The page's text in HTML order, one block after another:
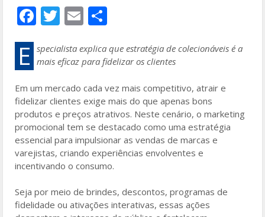
F
ac
e
b
o
o
k
T
w
itt
er
E
m
ai
l
ar
e
E
specialista explica que estratégia de colecionáveis é a
mais eficaz para fidelizar os clientes
Em um mercado cada vez mais competitivo, atrair e
fidelizar clientes exige mais do que apenas bons
produtos e preços atrativos. Neste cenário, o marketing
promocional tem se destacado como uma estratégia
essencial para impulsionar as vendas de marcas e
varejistas, criando experiências envolventes e
incentivando o consumo.
Seja por meio de brindes, descontos, programas de
fidelidade ou ativações interativas, essas ações